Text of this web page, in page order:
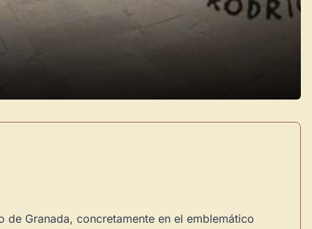
Granada, concretamente en el emblemático